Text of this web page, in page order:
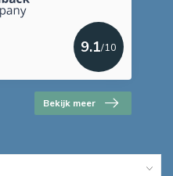
9.1/10
Bekijk meer